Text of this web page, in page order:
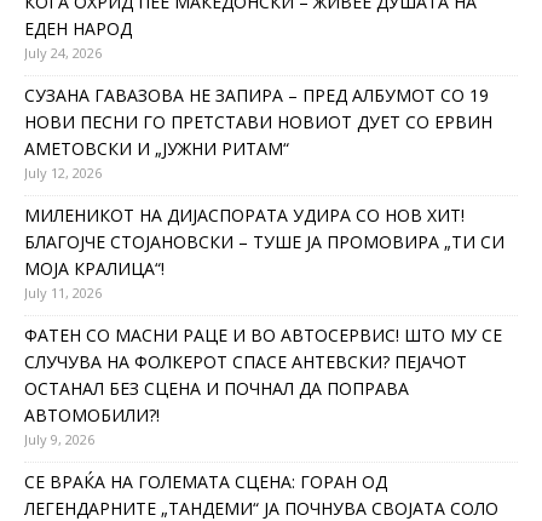
ЕДЕН НАРОД
July 24, 2026
СУЗАНА ГАВАЗОВА НЕ ЗАПИРА – ПРЕД АЛБУМОТ СО 19
НОВИ ПЕСНИ ГО ПРЕТСТАВИ НОВИОТ ДУЕТ СО ЕРВИН
АМЕТОВСКИ И „ЈУЖНИ РИТАМ“
July 12, 2026
МИЛЕНИКОТ НА ДИЈАСПОРАТА УДИРА СО НОВ ХИТ!
БЛАГОЈЧЕ СТОЈАНОВСКИ – ТУШЕ ЈА ПРОМОВИРА „ТИ СИ
МОЈА КРАЛИЦА“!
July 11, 2026
ФАТЕН СО МАСНИ РАЦЕ И ВО АВТОСЕРВИС! ШТО МУ СЕ
СЛУЧУВА НА ФОЛКЕРОТ СПАСЕ АНТЕВСКИ? ПЕЈАЧОТ
ОСТАНАЛ БЕЗ СЦЕНА И ПОЧНАЛ ДА ПОПРАВА
АВТОМОБИЛИ?!
July 9, 2026
СЕ ВРАЌА НА ГОЛЕМАТА СЦЕНА: ГОРАН ОД
ЛЕГЕНДАРНИТЕ „ТАНДЕМИ“ ЈА ПОЧНУВА СВОЈАТА СОЛО